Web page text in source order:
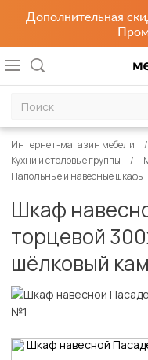
Дополнительная
Интернет-магазин мебели
Кухни и столовые группы
Напольные и навесные шкафы
Шкаф
торцевой
шёлковый